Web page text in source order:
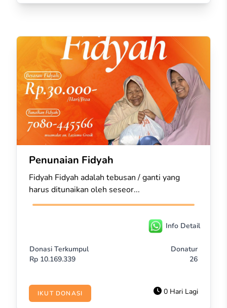
Penunaian Fidyah
Fidyah Fidyah adalah tebusan / ganti yang
harus ditunaikan oleh seseor...
Info Detail
Donasi Terkumpul
Rp 10.169.339
Donatur
26
IKUT DONASI 0 Hari Lagi